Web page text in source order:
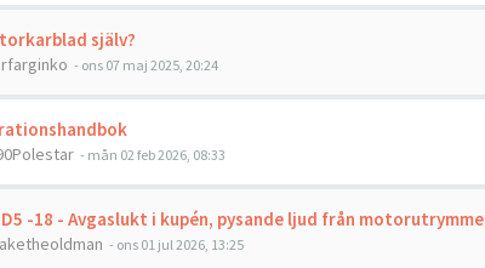
själv?
- ons 07 maj 2025, 20:24
- mån 02 feb 2026, 08:33
D5 -18 - Avgaslukt i kupén, pysande ljud från motorutrymme
- ons 01 jul 2026, 13:25